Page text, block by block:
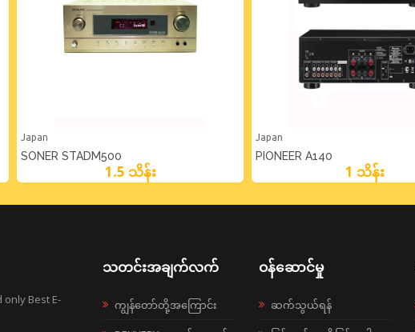
Japan
SONER STADM500
1.5 သိန်း
Japan
PIONEER A140
1 သိန်း
Best E-
သတင်းအချက်လက်
ကျွန်တော်တို့အကြောင်း
ဝန်ဆောင်မှု
ဆက်သွယ်ရန်